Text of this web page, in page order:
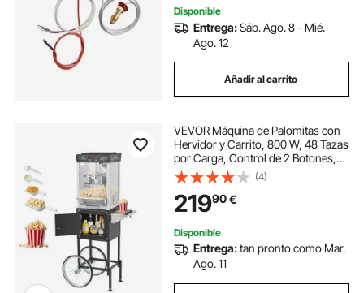
Disponible
Entrega:Sáb. Ago. 8 - Mié.
Ago. 12
Añadir al carrito
VEVOR Máquina de Palomitas con
Hervidor y Carrito, 800 W, 48 Tazas
por Carga, Control de 2 Botones,
Pared de Vidrio, Puerta de
Policarbonato, 1 Cucharada y 3
Cucharas, por Estilo Teatral, Negro
(4)
21990€
Disponible
Entrega:tan pronto como Mar.
Ago. 11